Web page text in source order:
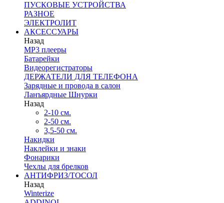
ПУСКОВЫЕ УСТРОЙСТВА
РАЗНОЕ
ЭЛЕКТРОЛИТ
АКСЕССУАРЫ
Назад
MP3 плееры
Батарейки
Видеорегистраторы
ДЕРЖАТЕЛИ ДЛЯ ТЕЛЕФОНА
Зарядные и провода в салон
Ланъярдные Шнурки
Назад
2-10 см.
2-50 см.
3,5-50 см.
Накидки
Наклейки и знаки
Фонарики
Чехлы для брелков
АНТИФРИЗ/ТОСОЛ
Назад
Winterize